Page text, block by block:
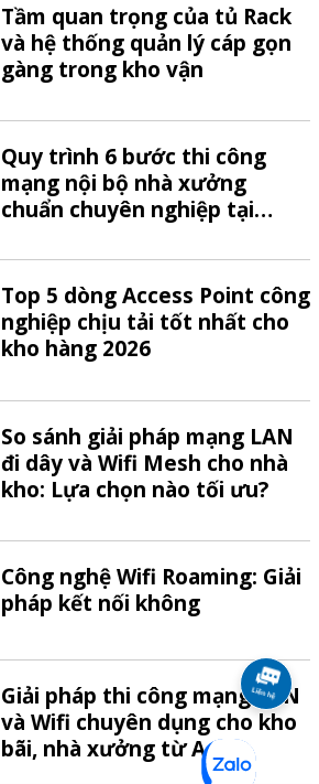
Tầm quan trọng của tủ Rack
và hệ thống quản lý cáp gọn
gàng trong kho vận
Quy trình 6 bước thi công
mạng nội bộ nhà xưởng
chuẩn chuyên nghiệp tại
Top 5 dòng Access Point công
nghiệp chịu tải tốt nhất cho
kho hàng 2026
So sánh giải pháp mạng LAN
đi dây và Wifi Mesh cho nhà
kho: Lựa chọn nào tối ưu?
Công nghệ Wifi Roaming: Giải
pháp kết nối không
Giải pháp thi công mạng LAN
và Wifi chuyên dụng cho kho
bãi, nhà xưởng từ A-Z